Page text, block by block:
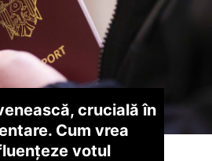
crucială în
Cum vrea
votul